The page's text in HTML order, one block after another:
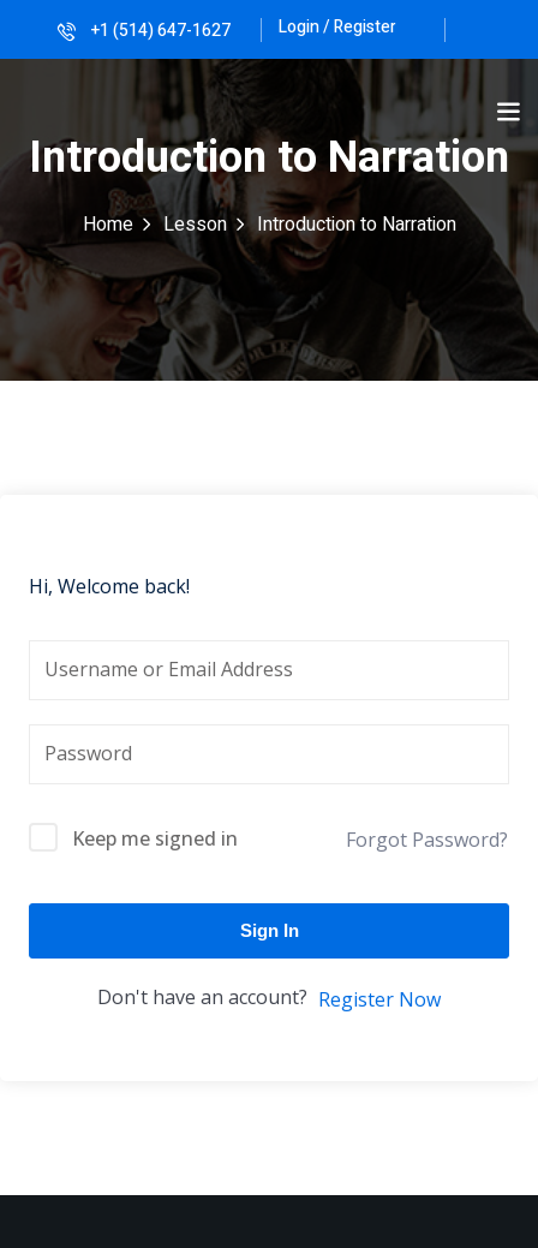
+1 (514) 647-1627 Login / Register
Introduction to Narration
Home Lesson Introduction to Narration
Hi, Welcome back!
Keep me signed in Forgot Password?
Sign In
Don't have an account? Register Now
Sign in Sign up
Sign in
Don’t have an account? Sign up